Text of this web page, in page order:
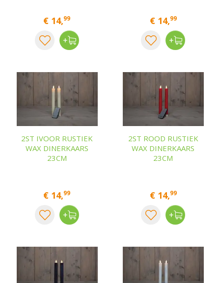
€ 14,99 € 14,99
2ST IVOOR RUSTIEK
WAX DINERKAARS
23CM
€ 14,99
2ST ROOD RUSTIEK
WAX DINERKAARS
23CM
€ 14,99